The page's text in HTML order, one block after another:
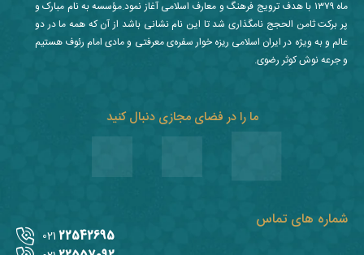
شماره های تماس
22542695
021
ما را در فضای مجازی دنبال کنید
ماه ۱۳۷۹ با هدف ترویج فرهنگ و معارف اسلامی آغاز نمود.مؤسسه به نام مبارک و
پر برکت ثامن الحجج نامگذاری شد تا این نام نشانی باشد از آن که همه ما در دو
عالم و به ویژه در ایران اسلامی ریزه خوار سفره‌ی معرفتی و مادی امام رئوف هستیم
و جرعه نوش کوثر رضوی.